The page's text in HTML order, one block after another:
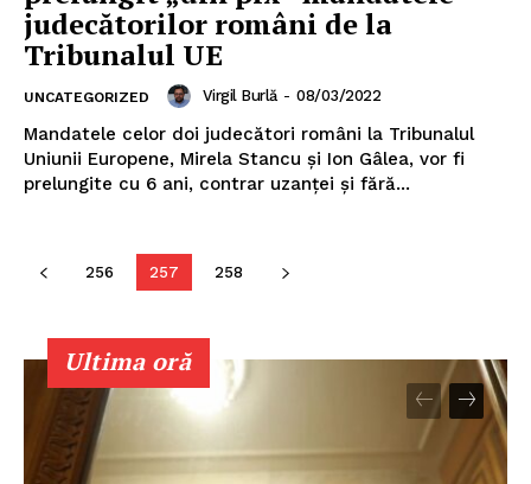
Un proiect
PRESShub
judecătorilor români de la
Tribunalul UE
UNCATEGORIZED Virgil Burlă - 08/03/2022
Mandatele celor doi judecători români la Tribunalul
Uniunii Europene, Mirela Stancu și Ion Gâlea, vor fi
prelungite cu 6 ani, contrar uzanței și fără...
256 257 258
Ultima oră